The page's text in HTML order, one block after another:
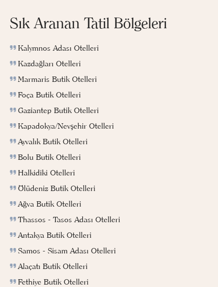
Sık Aranan Tatil Bölgeleri
Kalymnos Adası Otelleri
Kazdağları Otelleri
Marmaris Butik Otelleri
Foça Butik Otelleri
Gaziantep Butik Otelleri
Kapadokya/Nevşehir Otelleri
Ayvalık Butik Otelleri
Bolu Butik Otelleri
Halkidiki Otelleri
Ölüdeniz Butik Otelleri
Ağva Butik Otelleri
Thassos - Tasos Adası Otelleri
Antakya Butik Otelleri
Samos - Sisam Adası Otelleri
Alaçatı Butik Otelleri
Fethiye Butik Otelleri